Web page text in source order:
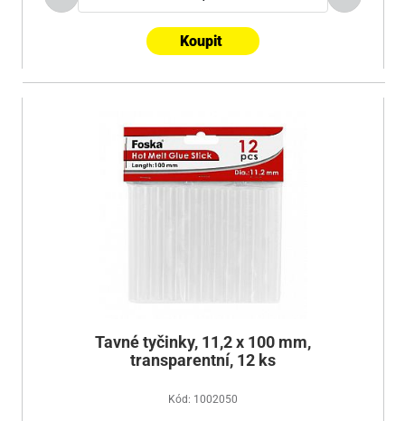
Koupit
Tavné tyčinky, 11,2 x 100 mm,
transparentní, 12 ks
Kód: 1002050